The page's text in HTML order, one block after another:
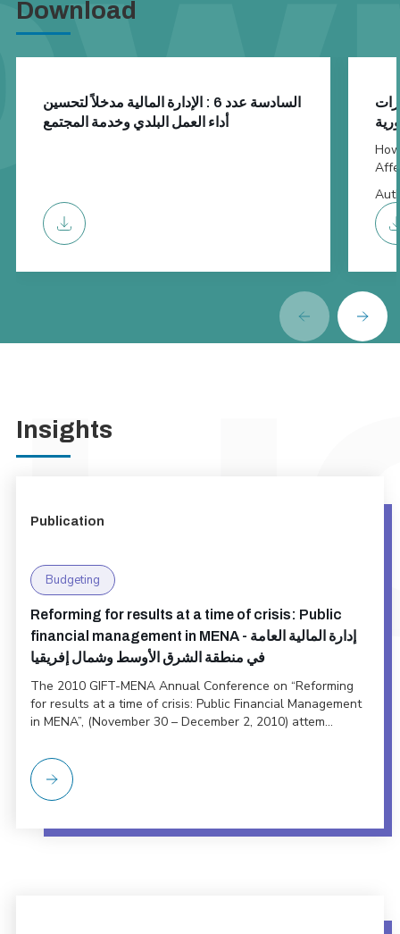
Download
السادسة عدد 6 : الإدارة المالية مدخلاً لتحسين
أداء العمل البلدي وخدمة المجتمع
Insights
Publication
Budgeting
Reforming for results at a time of crisis: Public
financial management in MENA - إدارة المالية العامة
في منطقة الشرق الأوسط وشمال إفريقيا
The 2010 GIFT-MENA Annual Conference on “Reforming
for results at a time of crisis: Public Financial Management
in MENA”, (November 30 – December 2, 2010) attem...